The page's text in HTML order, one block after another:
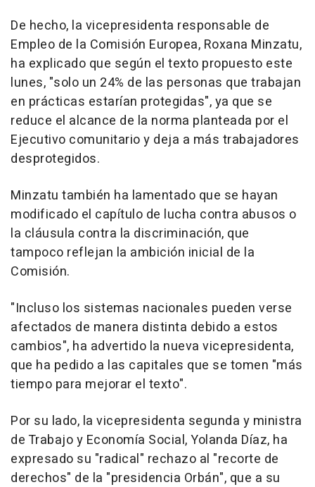
De hecho, la vicepresidenta responsable de
Empleo de la Comisión Europea, Roxana Minzatu,
ha explicado que según el texto propuesto este
lunes, "solo un 24% de las personas que trabajan
en prácticas estarían protegidas", ya que se
reduce el alcance de la norma planteada por el
Ejecutivo comunitario y deja a más trabajadores
desprotegidos.
Minzatu también ha lamentado que se hayan
modificado el capítulo de lucha contra abusos o
la cláusula contra la discriminación, que
tampoco reflejan la ambición inicial de la
Comisión.
"Incluso los sistemas nacionales pueden verse
afectados de manera distinta debido a estos
cambios", ha advertido la nueva vicepresidenta,
que ha pedido a las capitales que se tomen "más
tiempo para mejorar el texto".
Por su lado, la vicepresidenta segunda y ministra
de Trabajo y Economía Social, Yolanda Díaz, ha
expresado su "radical" rechazo al "recorte de
derechos" de la "presidencia Orbán", que a su